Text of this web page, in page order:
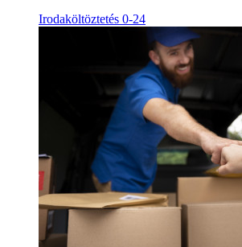
Irodaköltöztetés 0-24